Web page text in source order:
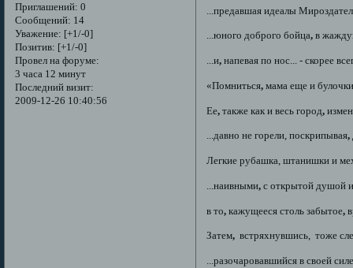
Приглашений: 0
Сообщений: 14
Уважение: [+1/-0]
Позитив: [+1/-0]
Провел на форуме:
3 часа 12 минут
Последний визит:
2009-12-26 10:40:56
...предавшая идеалы
...юного доброго бойца, в
...и, напевая по нос... - скорее
«Помниться, мама еще и
Ее, также как и весь город,
...давно не горели, поскрипывая,
Легкие рубашка, штанишки и
...наивными, с открытой душой
в то, кажущееся столь забытое,
Затем, встряхнувшись, тоже
...разочаровавшийся в своей